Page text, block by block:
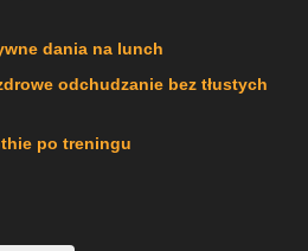
dania na lunch
odchudzanie bez tłustych
po treningu